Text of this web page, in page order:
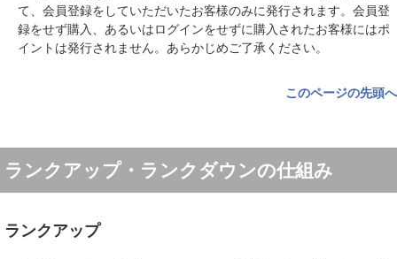
て、会員登録をしていただいたお客様のみに発行されます。会員登
録をせず購入、あるいはログインをせずに購入されたお客様にはポ
イントは発行されません。あらかじめご了承ください。
このページの先頭へ
ランクアップ・ランクダウンの仕組み
ランクアップ